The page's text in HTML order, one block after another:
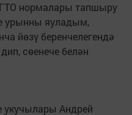
нормалары тапшыру
урынны яуладым,
йөзү беренчелегендә
сөенече белән
укучылары Андрей